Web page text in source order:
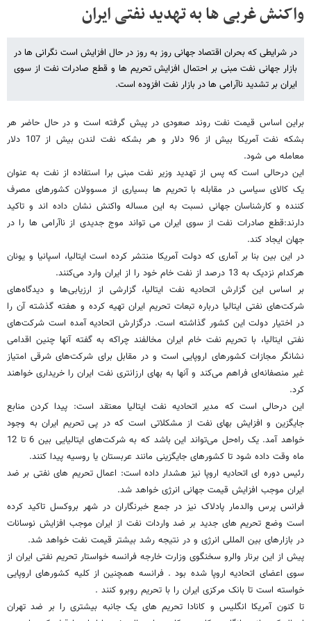
واکنش غربی ها به تهدید نفتی ایران
در شرایطی که بحران اقتصاد جهانی روز به روز در حال افزایش است نگرانی ها در
بازار جهانی نفت مبنی بر احتمال افزایش تحریم ها و قطع صادرات نفت از سوی
ایران بر تشدید ناآرامی ها در بازار نفت افزوده است.
براین اساس قیمت نفت روند صعودی در پیش گرفته است و در حال حاضر هر
بشکه نفت آمریکا بیش از 96 دلار و هر بشکه نفت لندن بیش از 107 دلار
معامله می شود.
این درحالی است که پس از تهدید وزیر نفت مبنی برا استفاده از نفت به عنوان
یک کالای سیاسی در مقابله با تحریم ها بسیاری از مسوولان کشورهای مصرف
کننده و کارشناسان جهانی نسبت به این مساله واکنش نشان داده اند و تاکید
دارند:قطع صادرات نفت از سوی ایران می تواند موج جدیدی از ناآرامی ها را در
جهان ایجاد کند.
در این بین بنا بر آماری که دولت آمریکا منتشر کرده است‌ ایتالیا، اسپانیا و یونان
هرکدام نزدیک به 13 درصد از نفت خام خود را از ایران وارد می‌کنند.
بر اساس این گزارش اتحادیه نفت ایتالیا، گزارشی از ارزیابی‌ها و دیدگاه‌های
شرکت‌های نفتی ایتالیا درباره تبعات تحریم ایران تهیه کرده و هفته گذشته آن را
در اختیار دولت این کشور گذاشته است. درگزارش اتحادیه آمده است شرکت‌های
نفتی ایتالیا، با تحریم نفت خام ایران مخالفند چراکه به گفته آنها چنین اقدامی
نشانگر مجازات کشورهای اروپایی است و در مقابل برای شرکت‌های شرقی امتیاز
غیر منصفانه‌ای فراهم می‌کند و آنها به بهای ارزانتری نفت ایران را خریداری خواهند
کرد.
این درحالی است که مدیر اتحادیه نفت ایتالیا معتقد است: پیدا کردن منابع
جایگزین و افزایش بهای نفت از مشکلاتی است که در پی تحریم ایران به وجود
خواهد آمد. یک راه‌حل می‌تواند این باشد که به شرکت‌‌های ایتالیایی بین 6 تا 12
ماه وقت داده شود تا کشورهای جایگزینی مانند عربستان یا روسیه پیدا کنند.
رئیس دوره ای اتحادیه اروپا نیز هشدار داده است: اعمال تحریم های نفتی بر ضد
ایران موجب افزایش قیمت جهانی انرژی خواهد شد.
فرانس پرس والدمار پادلاک نیز در جمع خبرنگاران در شهر بروکسل تاکید کرده
است وضع تحریم های جدید بر ضد واردات نفت از ایران موجب افزایش نوسانات
در بازارهای بین المللی انرژی و در نتیجه رشد بیشتر قیمت نفت خواهد شد.
پیش از این برنار والرو سخنگوی وزارت خارجه فرانسه خواستار تحریم نفتی ایران از
سوی اعضای اتحادیه اروپا شده بود . فرانسه همچنین از کلیه کشورهای اروپایی
خواسته است تا بانک مرکزی ایران را با تحریم روبرو کنند .
تا کنون آمریکا انگلیس و کانادا تحریم های یک جانبه بیشتری را بر ضد تهران